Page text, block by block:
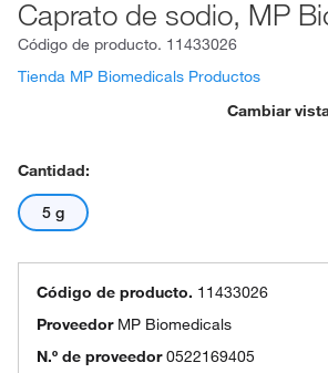
Caprato de sodio, MP
Código de producto. 11433026
Tienda MP Biomedicals Productos
Cambiar
Cantidad:
5 g
Código de producto. 11433026
Proveedor MP Biomedicals
N.º de proveedor 0522169405